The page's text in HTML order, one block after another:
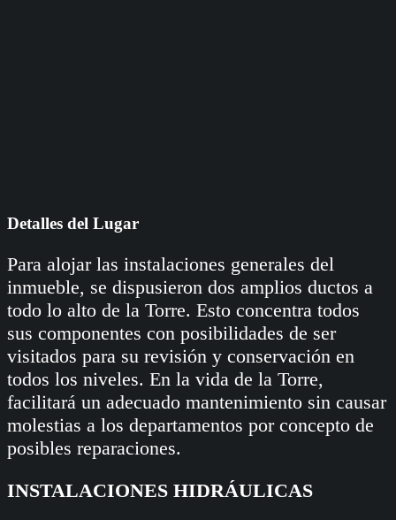
Detalles del Lugar
Para alojar las instalaciones generales del
inmueble, se dispusieron dos amplios ductos a
todo lo alto de la Torre. Esto concentra todos
sus componentes con posibilidades de ser
visitados para su revisión y conservación en
todos los niveles. En la vida de la Torre,
facilitará un adecuado mantenimiento sin causar
molestias a los departamentos por concepto de
posibles reparaciones.
INSTALACIONES HIDRÁULICAS